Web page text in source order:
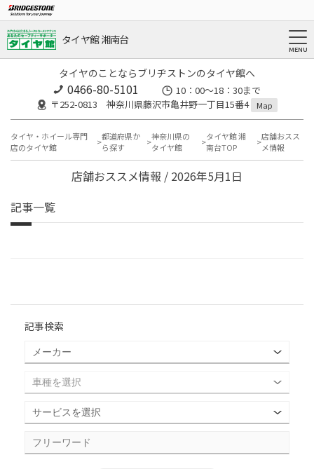
タイヤ館 湘南台
タイヤのことならブリヂストンのタイヤ館へ
0466-80-5101
10：00～18：30まで
〒252-0813 神奈川県藤沢市亀井野一丁目15番4
Map
タイヤ・ホイール専門
店のタイヤ館
都道府県か
ら探す
神奈川県の
タイヤ館
タイヤ館 湘
南台TOP
店舗おスス
メ情報
店舗おススメ情報 / 2026年5月1日
記事一覧
記事検索